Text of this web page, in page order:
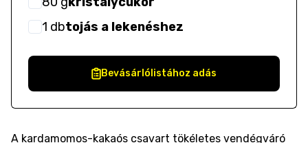
1 dbtojás a lekenéshez
Bevásárlólistához adás
A kardamomos-kakaós csavart tökéletes vendégváró